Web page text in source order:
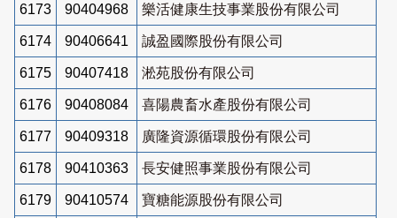
6173 90404968 樂活健康生技事業股份有限公司
6174 90406641 誠盈國際股份有限公司
6175 90407418 淞苑股份有限公司
6176 90408084 喜陽農畜水產股份有限公司
6177 90409318 廣隆資源循環股份有限公司
6178 90410363 長安健照事業股份有限公司
6179 90410574 寶糖能源股份有限公司